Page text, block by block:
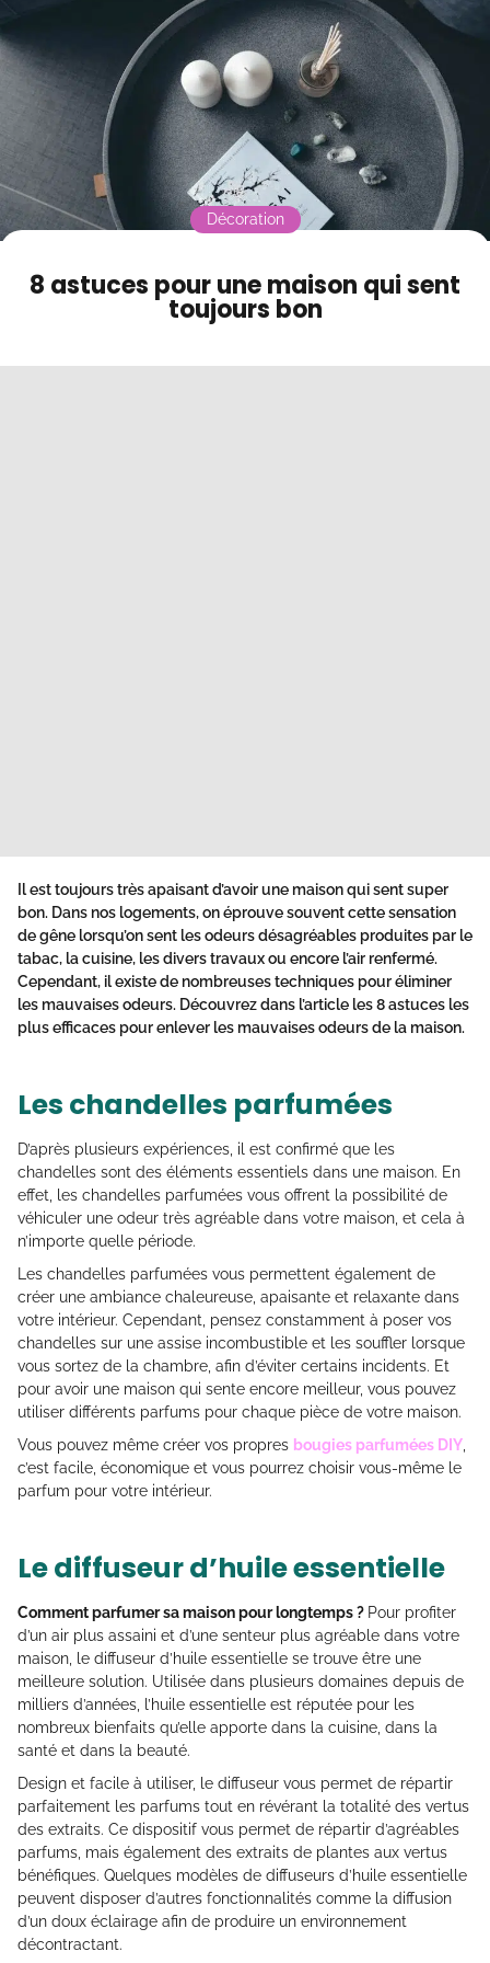
Mode sombre
8 astuces pour une maison qui sent
toujours bon
Décoration
Il est toujours très apaisant d’avoir une maison qui sent super
bon. Dans nos logements, on éprouve souvent cette sensation
de gêne lorsqu’on sent les odeurs désagréables produites par le
tabac, la cuisine, les divers travaux ou encore l’air renfermé.
Cependant, il existe de nombreusestechniques pour éliminer
les mauvaises odeurs. Découvrez dans l’article les 8 astuces les
plus efficaces pourenlever les mauvaises odeurs de la maison.
Les chandelles parfumées
D’après plusieurs expériences, il est confirmé que les
chandelles sont des éléments essentiels dans une maison. En
effet, les chandelles parfumées vous offrent la possibilité de
véhiculer une odeur très agréable dans votre maison, et cela à
n’importe quelle période.
Les chandelles parfumées vous permettent également de
créer une ambiance chaleureuse, apaisante et relaxante dans
votre intérieur. Cependant, pensez constamment à poser vos
chandelles sur une assise incombustible et les souffler lorsque
vous sortez de la chambre, afin d’éviter certains incidents. Et
pour avoir une maison qui sente encore meilleur, vous pouvez
utiliser différents parfums pour chaque pièce de votre maison.
Vous pouvez même créer vos propres bougies parfumées DIY
c’est facile, économique et vous pourrez choisir vous-même le
parfum pour votre intérieur.
Le diffuseur d’huile essentielle
Comment parfumer sa maison pour longtemps ? Pour profiter
d’un air plus assaini et d’une senteur plus agréable dans votre
maison, le diffuseur d’huile essentielle se trouve être une
meilleure solution. Utilisée dans plusieurs domaines depuis de
milliers d’années, l’huile essentielle est réputée pour les
nombreux bienfaits qu’elle apporte dans la cuisine, dans la
santé et dans la beauté.
Design et facile à utiliser, le diffuseur vous permet de répartir
parfaitement les parfums tout en révérant la totalité des vertus
des extraits. Ce dispositif vous permet de répartir d’agréables
parfums, mais également des extraits de plantes aux vertus
bénéfiques. Quelques modèles de diffuseurs d’huile essentielle
peuvent disposer d’autres fonctionnalités comme la diffusion
d’un doux éclairage afin de produire un environnement
décontractant.